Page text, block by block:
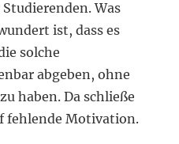
Was
ist, dass es
solche
abgeben, ohne
haben. Da schließe
fehlende Motivation.